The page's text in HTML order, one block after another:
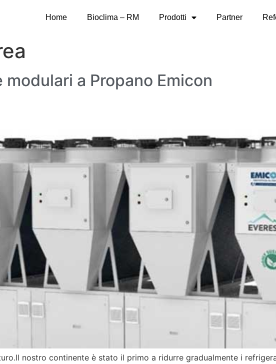
Home Bioclima – RM Prodotti Partner
modulari a Propano Emicon
nostro continente è stato il primo a ridurre gradualmente i